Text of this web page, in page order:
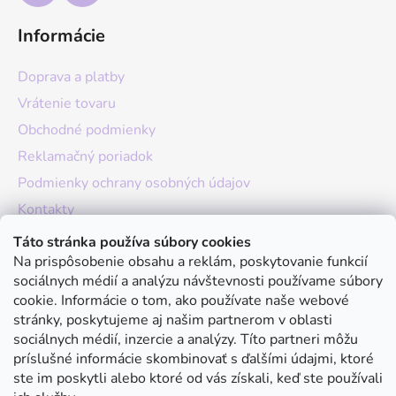
Táto stránka používa súbory cookies
Na prispôsobenie obsahu a reklám, poskytovanie funkcií
sociálnych médií a analýzu návštevnosti používame súbory
cookie. Informácie o tom, ako používate naše webové
stránky, poskytujeme aj našim partnerom v oblasti
sociálnych médií, inzercie a analýzy. Títo partneri môžu
príslušné informácie skombinovať s ďalšími údajmi, ktoré
ste im poskytli alebo ktoré od vás získali, keď ste používali
Informácie
Doprava a platby
Vrátenie tovaru
Obchodné podmienky
Reklamačný poriadok
Podmienky ochrany osobných údajov
Kontakty
O nás
Hodnotenie obchodu
Moja objednávka
Instagram